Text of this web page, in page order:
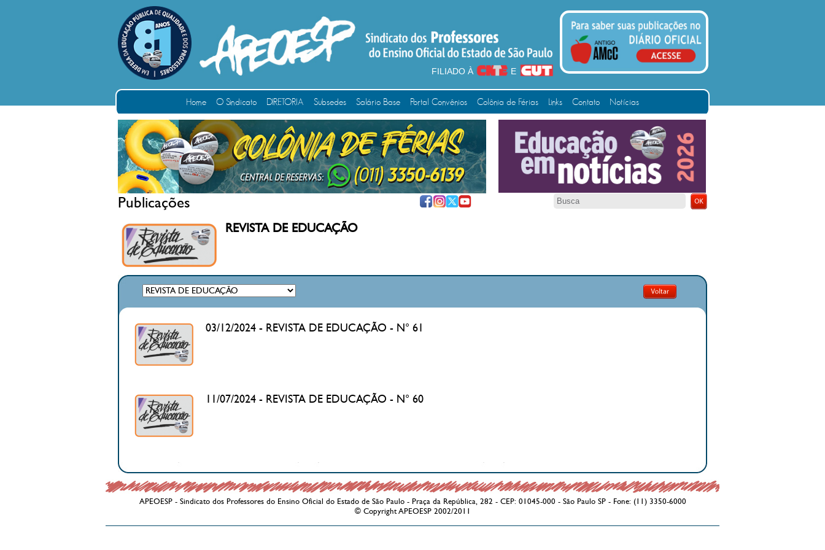
FILIADO À E
Home O Sindicato DIRETORIA Subsedes Salário Base Portal Convênios Colônia de Férias Links Contato Notícias
Publicações
REVISTA DE EDUCAÇÃO
03/12/2024 - REVISTA DE EDUCAÇÃO - N° 61
11/07/2024 - REVISTA DE EDUCAÇÃO - N° 60
APEOESP - Sindicato dos Professores do Ensino Oficial do Estado de São Paulo - Praça da República, 282 - CEP: 01045-000 - São Paulo SP - Fone: (11) 3350-6000
© Copyright APEOESP 2002/2011